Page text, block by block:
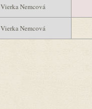
Vierka Nemcová
Vierka Nemcová